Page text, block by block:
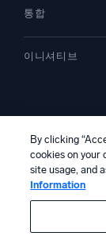
모니터링 및 문제
비교하기
커뮤니티
지원
플랫폼 상태
통합
Amazon S3 Audit
PCI 규정 준수
전체 보기
이니셔티브
디지털 고객 경
도구 통합
캘리포니아 개인
본 콘텐츠는 생성
제공 목적으로만
므로, 이에 의존
By clicking
cookies on your
site usage, and
Information